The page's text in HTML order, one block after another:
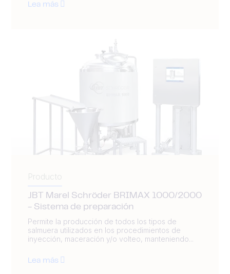
Lea más
Producto
JBT Marel Schröder BRIMAX 1000/2000
- Sistema de preparación
Permite la producción de todos los tipos de
salmuera utilizados en los procedimientos de
inyección, maceración y/o volteo, manteniendo...
Lea más